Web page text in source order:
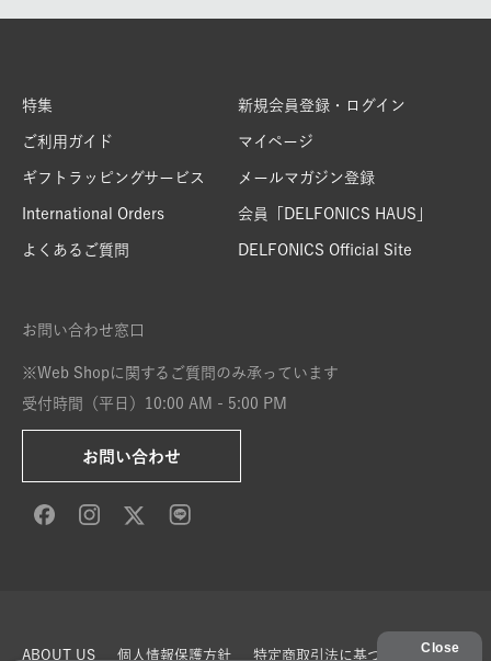
特集
ご利用ガイド
ギフトラッピングサービス
International Orders
よくあるご質問
新規会員登録・ログイン
マイページ
メールマガジン登録
会員「DELFONICS HAUS」
DELFONICS Official Site
お問い合わせ窓口
※Web Shopに関するご質問のみ承っています
受付時間（平日）10:00 AM - 5:00 PM
お問い合わせ
ABOUT US 個人情報保護方針 特定商取引法に基づく表示